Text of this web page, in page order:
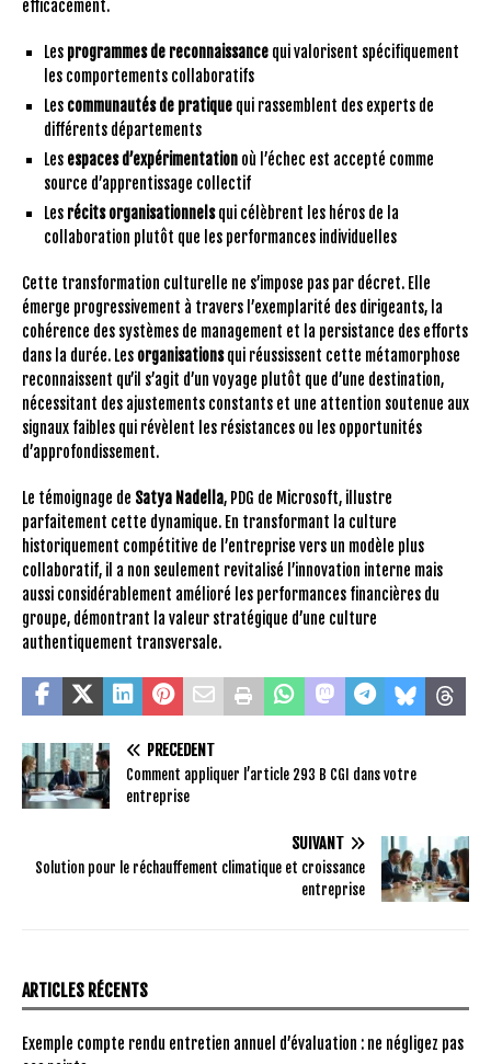
efficacement.
Les programmes de reconnaissance qui valorisent spécifiquement
les comportements collaboratifs
Les communautés de pratique qui rassemblent des experts de
différents départements
Les espaces d’expérimentation où l’échec est accepté comme
source d’apprentissage collectif
Les récits organisationnelsqui célèbrent les héros de la
collaboration plutôt que les performances individuelles
Cette transformation culturelle ne s’impose pas par décret. Elle
émerge progressivement à travers l’exemplarité des dirigeants, la
cohérence des systèmes de management et la persistance des efforts
dans la durée. Les organisationsqui réussissent cette métamorphose
reconnaissent qu’il s’agit d’un voyage plutôt que d’une destination,
nécessitant des ajustements constants et une attention soutenue aux
signaux faibles qui révèlent les résistances ou les opportunités
d’approfondissement.
Le témoignage de Satya Nadella, PDG de Microsoft, illustre
parfaitement cette dynamique. En transformant la culture
historiquement compétitive de l’entreprise vers un modèle plus
collaboratif, il a non seulement revitalisé l’innovation interne mais
aussi considérablement amélioré les performances financières du
groupe, démontrant la valeur stratégique d’une culture
authentiquement transversale.
PRÉCÉDENT
Comment appliquer l’article 293 B CGI dans votre
entreprise
SUIVANT
Solution pour le réchauffement climatique et croissance
entreprise
ARTICLES RÉCENTS
Exemple compte rendu entretien annuel d’évaluation : ne négligez pas